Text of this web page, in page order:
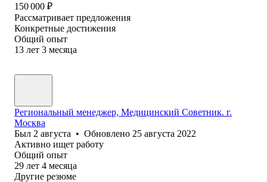
150 000 ₽
Рассматривает предложения
Конкретные достижения
Общий опыт
13 лет 3 месяца
Региональный менеджер, Медицинский Советник. г.
Москва
Был 2 августа • Обновлено 25 августа 2022
Активно ищет работу
Общий опыт
29 лет 4 месяца
Другие резюме